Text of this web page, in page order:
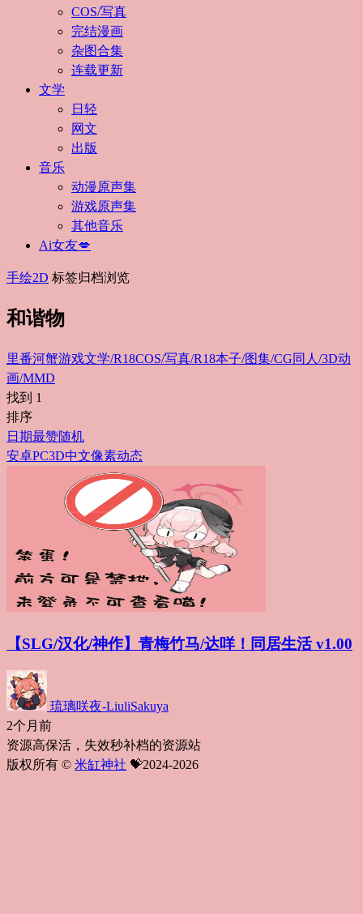
COS/写真
完结漫画
杂图合集
连载更新
文学
日轻
网文
出版
音乐
动漫原声集
游戏原声集
其他音乐
Ai女友💋
手绘2D 标签归档浏览
和谐物
里番河蟹游戏文学/R18COS/写真/R18本子/图集/CG同人/3D动
画/MMD
找到 1
排序
日期最赞随机
安卓PC3D中文像素动态
【SLG/汉化/神作】青梅竹马/达咩！同居生活 v1.00
琉璃咲夜-LiuliSakuya
2个月前
资源高保活，失效秒补档的资源站
版权所有 © 米缸神社 💝2024-2026